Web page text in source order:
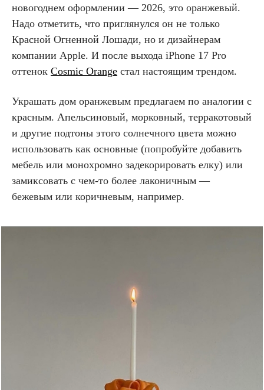
новогоднем оформлении — 2026, это оранжевый.
Надо отметить, что приглянулся он не только
Красной Огненной Лошади, но и дизайнерам
компании Apple. И после выхода iPhone 17 Pro
оттенок Cosmic Orange стал настоящим трендом.
Украшать дом оранжевым предлагаем по аналогии с
красным. Апельсиновый, морковный, терракотовый
и другие подтоны этого солнечного цвета можно
использовать как основные (попробуйте добавить
мебель или монохромно задекорировать елку) или
замиксовать с чем-то более лаконичным —
бежевым или коричневым, например.